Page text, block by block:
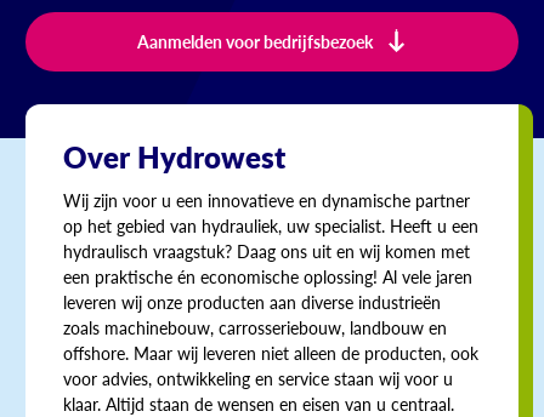
Aanmelden voor bedrijfsbezoek
Over Hydrowest
Wij zijn voor u een innovatieve en dynamische partner
op het gebied van hydrauliek, uw specialist. Heeft u een
hydraulisch vraagstuk? Daag ons uit en wij komen met
een praktische én economische oplossing! Al vele jaren
leveren wij onze producten aan diverse industrieën
zoals machinebouw, carrosseriebouw, landbouw en
offshore. Maar wij leveren niet alleen de producten, ook
voor advies, ontwikkeling en service staan wij voor u
klaar. Altijd staan de wensen en eisen van u centraal.